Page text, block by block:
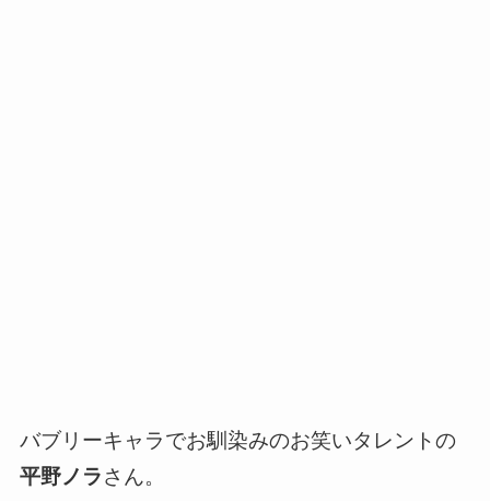
バブリーキャラでお馴染みのお笑いタレントの
平野ノラさん。